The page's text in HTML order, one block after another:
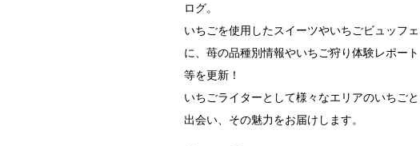
ログ。
いちごを使用したスイーツやいちごビュッフェ
に、苺の品種別情報やいちご狩り体験レポート
等を更新！
いちごライターとして様々なエリアのいちごと
出会い、その魅力をお届けします。